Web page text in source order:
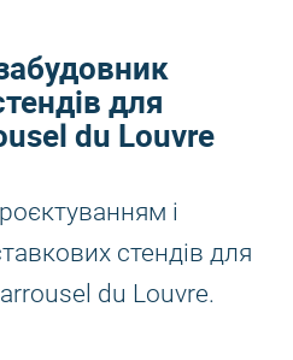
для
du Louvre
і
стендів для
du Louvre.